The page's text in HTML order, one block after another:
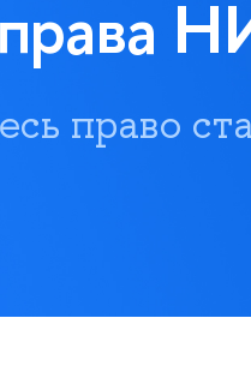
права
право